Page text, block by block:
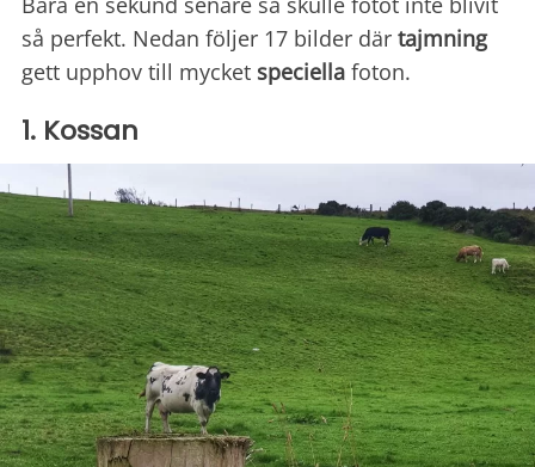
så perfekt. Nedan följer 17 bilder där tajmning
gett upphov till mycket speciella foton.
1. Kossan